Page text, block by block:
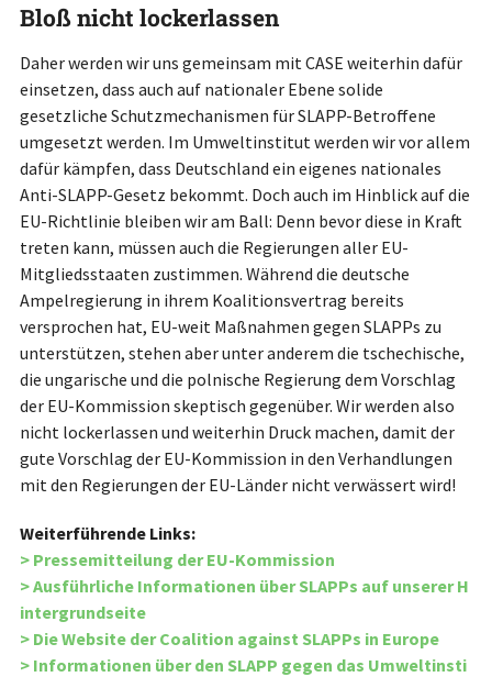
Bloß nicht lockerlassen
Daher werden wir uns gemeinsam mit CASE weiterhin dafür
einsetzen, dass auch auf nationaler Ebene solide
gesetzliche Schutzmechanismen für SLAPP-Betroffene
umgesetzt werden. Im Umweltinstitut werden wir vor allem
dafür kämpfen, dass Deutschland ein eigenes nationales
Anti-SLAPP-Gesetz bekommt. Doch auch im Hinblick auf die
EU-Richtlinie bleiben wir am Ball: Denn bevor diese in Kraft
treten kann, müssen auch die Regierungen aller EU-
Mitgliedsstaaten zustimmen. Während die deutsche
Ampelregierung in ihrem Koalitionsvertrag bereits
versprochen hat, EU-weit Maßnahmen gegen SLAPPs zu
unterstützen, stehen aber unter anderem die tschechische,
die ungarische und die polnische Regierung dem Vorschlag
der EU-Kommission skeptisch gegenüber. Wir werden also
nicht lockerlassen und weiterhin Druck machen, damit der
gute Vorschlag der EU-Kommission in den Verhandlungen
mit den Regierungen der EU-Länder nicht verwässert wird!
Weiterführende Links:
> Pressemitteilung der EU-Kommission
> Ausführliche Informationen über SLAPPs auf unserer H
intergrundseite
> Die Website der Coalition against SLAPPs in Europe
> Informationen über den SLAPP gegen das Umweltinsti